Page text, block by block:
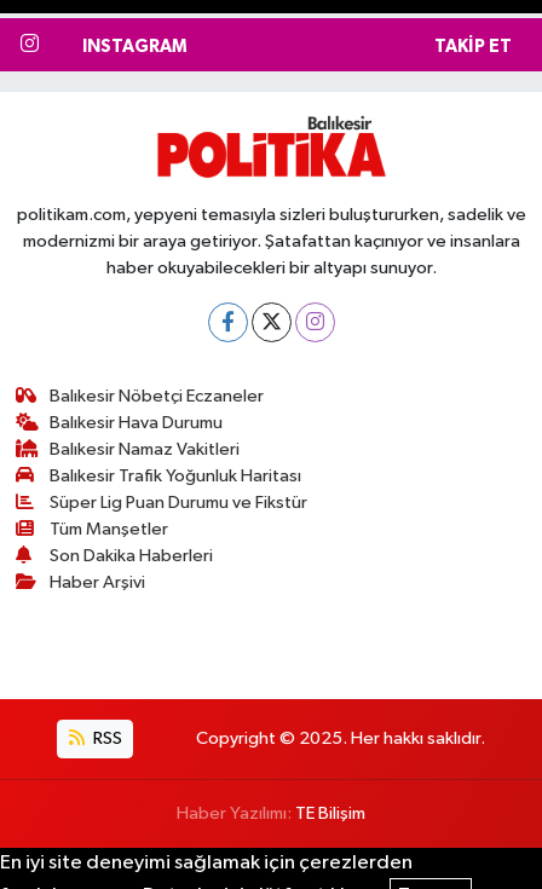
INSTAGRAM TAKIP ET
politikam.com, yepyeni temasıyla sizleri buluştururken, sadelik ve
modernizmi bir araya getiriyor. Şatafattan kaçınıyor ve insanlara
haber okuyabilecekleri bir altyapı sunuyor.
Balıkesir Nöbetçi Eczaneler
Balıkesir Hava Durumu
Balıkesir Namaz Vakitleri
Balıkesir Trafik Yoğunluk Haritası
Süper Lig Puan Durumu ve Fikstür
Tüm Manşetler
Son Dakika Haberleri
Haber Arşivi
RSS Copyright © 2025. Her hakkı saklıdır.
Haber Yazılımı: TE Bilişim
En iyi site deneyimi sağlamak için çerezlerden